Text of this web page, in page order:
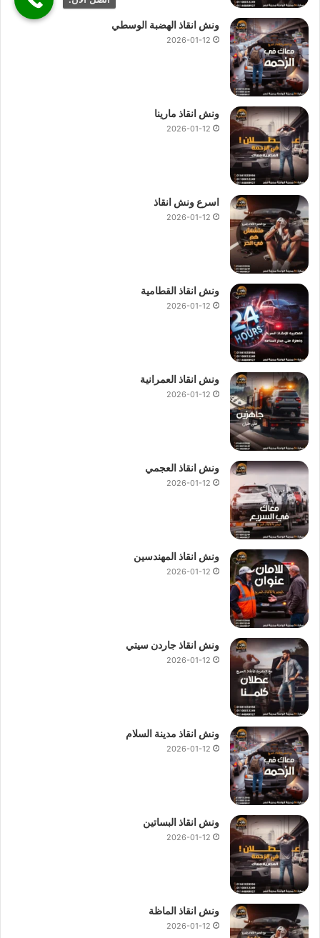
ونش انقاذ الهضبة الوسطي
2026-01-12
ونش انقاذ مارينا
2026-01-12
اسرع ونش انقاذ
2026-01-12
ونش انقاذ القطامية
2026-01-12
ونش انقاذ العمرانية
2026-01-12
ونش انقاذ العجمي
2026-01-12
ونش انقاذ المهندسين
2026-01-12
ونش انقاذ جاردن سيتي
2026-01-12
ونش انقاذ مدينة السلام
2026-01-12
ونش انقاذ البساتين
2026-01-12
ونش انقاذ الماظة
2026-01-12